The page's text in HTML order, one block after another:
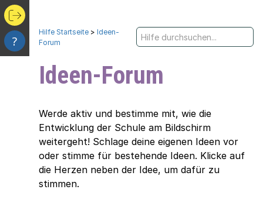
?
Hilfe Startseite > Ideen-
Forum
Ideen-Forum
Werde aktiv und bestimme mit, wie die
Entwicklung der Schule am Bildschirm
weitergeht! Schlage deine eigenen Ideen vor
oder stimme für bestehende Ideen. Klicke auf
die Herzen neben der Idee, um dafür zu
stimmen.